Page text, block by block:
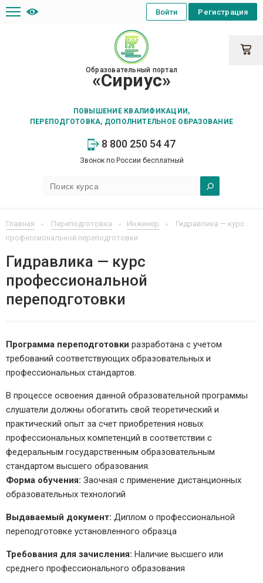
Образовательный портал
«Сириус»
ПОВЫШЕНИЕ КВАЛИФИКАЦИИ,
ПЕРЕПОДГОТОВКА, ДОПОЛНИТЕЛЬНОЕ ОБРАЗОВАНИЕ
8 800 250 54 47
Звонок по России бесплатный
Регистрация
Войти
Главная Переподготовка Инженер
Гидравлика — курс
профессиональной переподготовки
Гидравлика — курс
профессиональной
переподготовки
Программа переподготовки разработана с учетом
требований соответствующих образовательных и
профессиональных стандартов.
В процессе освоения данной образовательной программы
слушатели должны обогатить свой теоретический и
практический опыт за счет приобретения новых
профессиональных компетенций в соответствии с
федеральным государственным образовательным
стандартом высшего образования.
Форма обучения: Заочная с применение дистанционных
образовательных технологий
Выдаваемый документ: Диплом о профессиональной
переподготовке установленного образца
Требования для зачисления: Наличие высшего или
среднего профессионального образования